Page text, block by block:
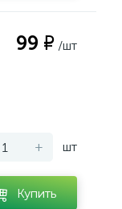
99 ₽ /шт
+ шт
Купить